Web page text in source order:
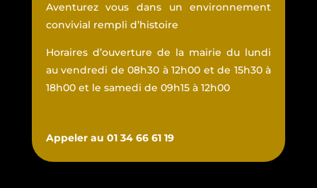
Aventurez vous dans un environnement
convivial rempli d’histoire
Horaires d’ouverture de la mairie du lundi
au vendredi de 08h30 à 12h00 et de 15h30 à
18h00 et le samedi de 09h15 à 12h00
Appeler au 01 34 66 61 19